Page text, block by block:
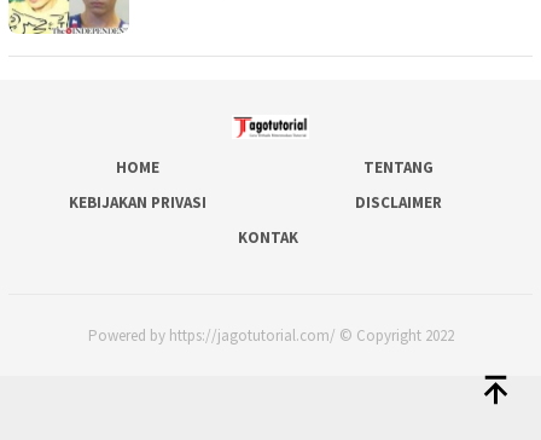
HOME
TENTANG
KEBIJAKAN PRIVASI
DISCLAIMER
KONTAK
Powered by https://jagotutorial.com/ © Copyright 2022